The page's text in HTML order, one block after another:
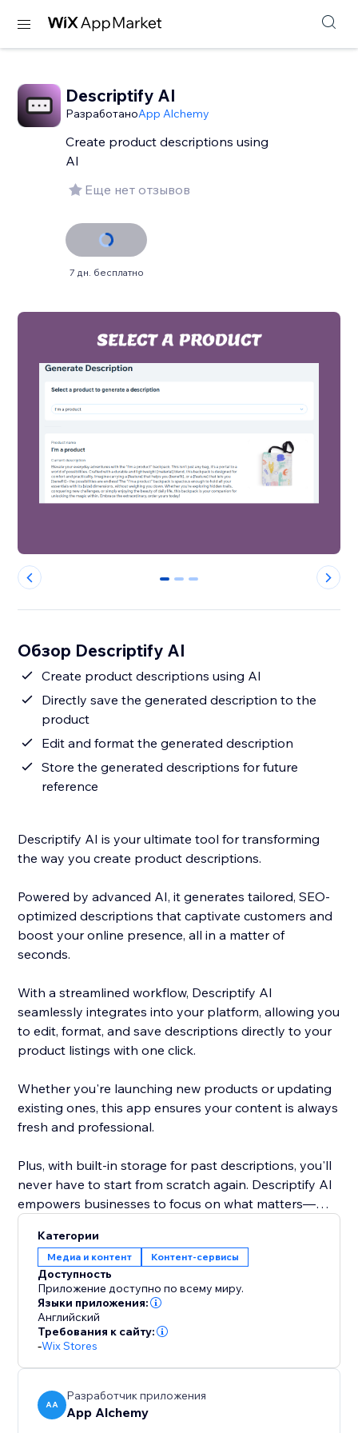
Descriptify AI
РазработаноApp Alchemy
Create product descriptions using
AI
Еще нет отзывов
7 дн. бесплатно
0 1 2
Обзор Descriptify AI
Create product descriptions using AI
Directly save the generated description to the
product
Edit and format the generated description
Store the generated descriptions for future
reference
Descriptify AI is your ultimate tool for transforming
the way you create product descriptions.
Powered by advanced AI, it generates tailored, SEO-
optimized descriptions that captivate customers and
boost your online presence, all in a matter of
seconds.
With a streamlined workflow, Descriptify AI
seamlessly integrates into your platform, allowing you
to edit, format, and save descriptions directly to your
product listings with one click.
Whether you're launching new products or updating
existing ones, this app ensures your content is always
fresh and professional.
Plus, with built-in storage for past descriptions, you'll
never have to start from scratch again. Descriptify AI
empowers businesses to focus on what matters—
Категории
Медиа и контент Контент-сервисы
Доступность
Приложение доступно по всему миру.
Языки приложения:
Английский
Требования к сайту:
-Wix Stores
AA
Разработчик приложения
App Alchemy